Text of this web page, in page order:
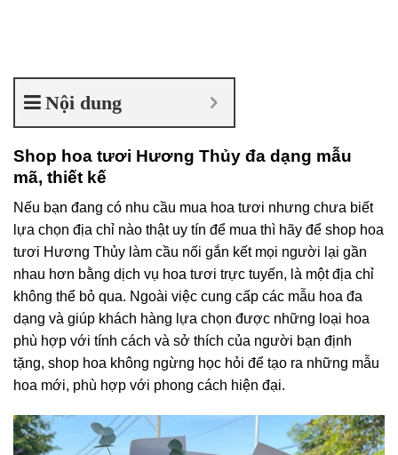
Nội dung
Shop hoa tươi Hương Thủy đa dạng mẫu
mã, thiết kế
Nếu bạn đang có nhu cầu mua hoa tươi nhưng chưa biết
lựa chọn địa chỉ nào thật uy tín để mua thì hãy để shop hoa
tươi Hương Thủy làm cầu nối gắn kết mọi người lại gần
nhau hơn bằng dịch vụ hoa tươi trực tuyến, là một địa chỉ
không thể bỏ qua. Ngoài việc cung cấp các mẫu hoa đa
dạng và giúp khách hàng lựa chọn được những loại hoa
phù hợp với tính cách và sở thích của người bạn định
tặng, shop hoa không ngừng học hỏi để tạo ra những mẫu
hoa mới, phù hợp với phong cách hiện đại.